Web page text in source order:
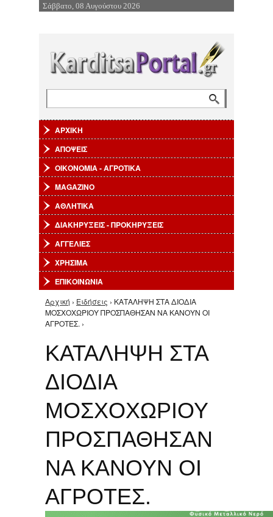
Επιστροφή στην Πλοήγηση
Σάββατο, 08 Αυγούστου 2026
ΑΡΧΙΚΗ
ΑΠΟΨΕΙΣ
ΟΙΚΟΝΟΜΙΑ - ΑΓΡΟΤΙΚΑ
MAGAZINO
ΑΘΛΗΤΙΚΑ
ΔΙΑΚΗΡΥΞΕΙΣ - ΠΡΟΚΗΡΥΞΕΙΣ
ΑΓΓΕΛΙΕΣ
ΧΡΗΣΙΜΑ
ΕΠΙΚΟΙΝΩΝΙΑ
Είστε εδώ
Αρχική › Ειδήσεις › ΚΑΤΑΛΗΨΗ ΣΤΑ ΔΙΟΔΙΑ
ΜΟΣΧΟΧΩΡΙΟΥ ΠΡΟΣΠΑΘΗΣΑΝ ΝΑ ΚΑΝΟΥΝ ΟΙ
ΑΓΡΟΤΕΣ. ›
ΚΑΤΑΛΗΨΗ ΣΤΑ
ΔΙΟΔΙΑ
ΜΟΣΧΟΧΩΡΙΟΥ
ΠΡΟΣΠΑΘΗΣΑΝ
ΝΑ ΚΑΝΟΥΝ ΟΙ
ΑΓΡΟΤΕΣ.